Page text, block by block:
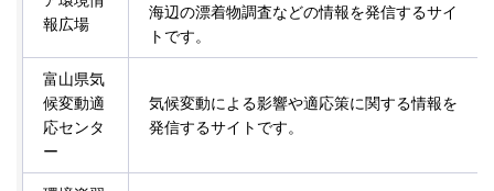
報広場
海辺の漂着物調査などの情報を発信するサイ
トです。
富山県気
候変動適
応センタ
ー
気候変動による影響や適応策に関する情報を
発信するサイトです。